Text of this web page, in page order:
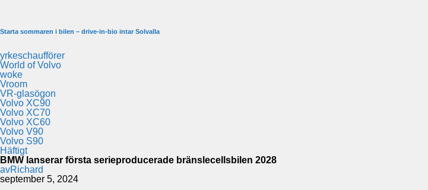
Starta sommaren i bilen – drive-in-bio intar Solvalla
yrkeschaufförer
World of Volvo
woke
Vroom
VR-glasögon
Volvo XC90
Volvo XC70
Volvo XC60
Volvo V90
Volvo S90
Häftigt
BMW lanserar första serieproducerade bränslecellsbilen 2028
avRichard
september 5, 2024